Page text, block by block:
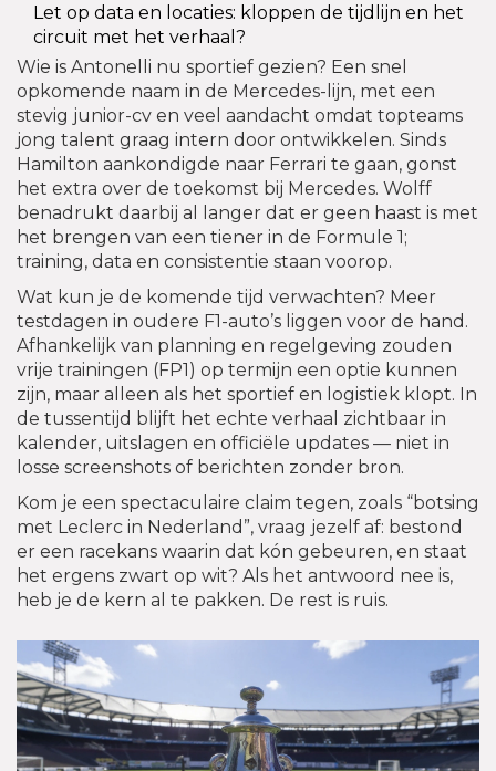
Let op data en locaties: kloppen de tijdlijn en het
circuit met het verhaal?
Wie is Antonelli nu sportief gezien? Een snel
opkomende naam in de Mercedes-lijn, met een
stevig junior-cv en veel aandacht omdat topteams
jong talent graag intern door ontwikkelen. Sinds
Hamilton aankondigde naar Ferrari te gaan, gonst
het extra over de toekomst bij Mercedes. Wolff
benadrukt daarbij al langer dat er geen haast is met
het brengen van een tiener in de Formule 1;
training, data en consistentie staan voorop.
Wat kun je de komende tijd verwachten? Meer
testdagen in oudere F1-auto’s liggen voor de hand.
Afhankelijk van planning en regelgeving zouden
vrije trainingen (FP1) op termijn een optie kunnen
zijn, maar alleen als het sportief en logistiek klopt. In
de tussentijd blijft het echte verhaal zichtbaar in
kalender, uitslagen en officiële updates — niet in
losse screenshots of berichten zonder bron.
Kom je een spectaculaire claim tegen, zoals “botsing
met Leclerc in Nederland”, vraag jezelf af: bestond
er een racekans waarin dat kón gebeuren, en staat
het ergens zwart op wit? Als het antwoord nee is,
heb je de kern al te pakken. De rest is ruis.